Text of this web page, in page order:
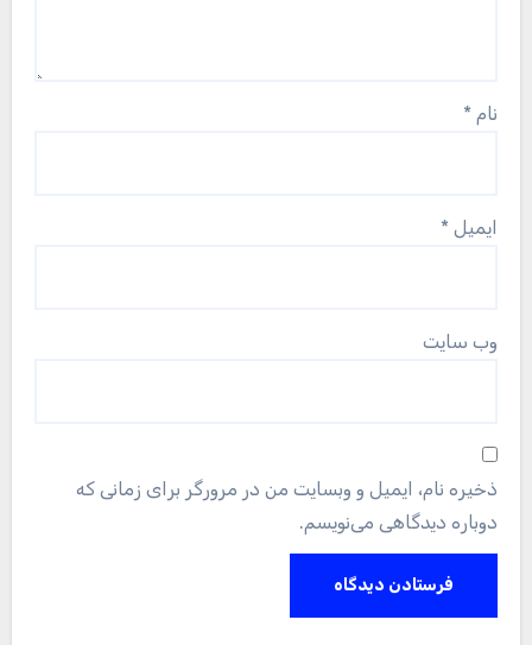
نام *
ایمیل *
وب‌ سایت
ذخیره نام، ایمیل و وبسایت من در مرورگر برای زمانی که
دوباره دیدگاهی می‌نویسم.